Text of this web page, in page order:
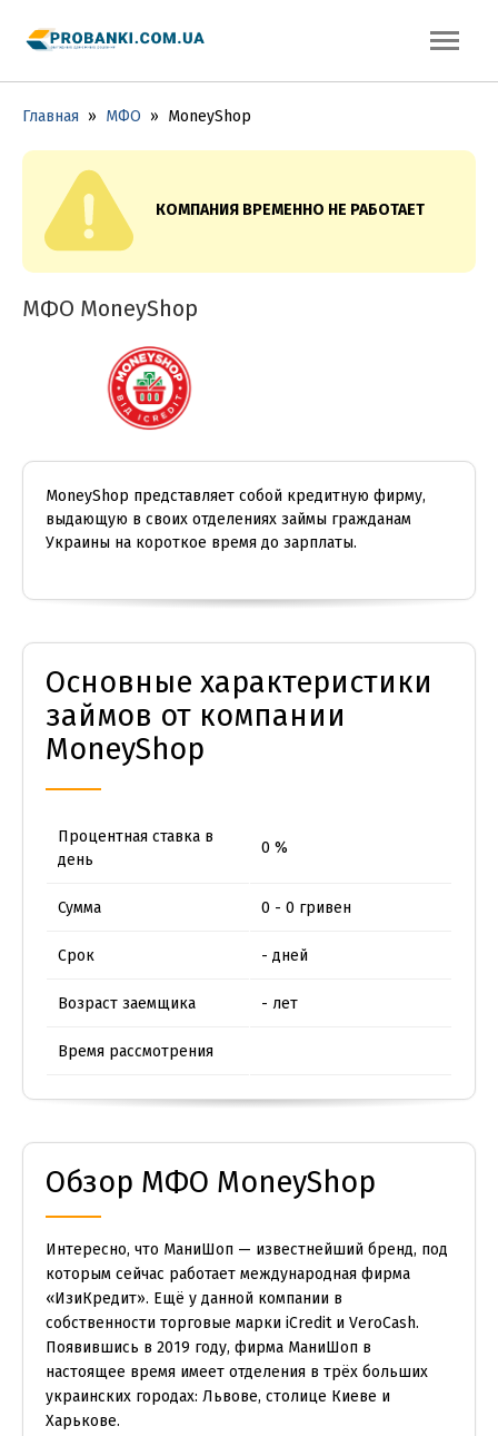
Главная » МФО » MoneyShop
МФО MoneyShop
КОМПАНИЯ ВРЕМЕННО НЕ РАБОТАЕТ
MoneyShop представляет собой кредитную фирму,
выдающую в своих отделениях займы гражданам
Украины на короткое время до зарплаты.
Основные характеристики
займов от компании
MoneyShop
Процентная ставка в
день
0 %
Сумма 0 - 0 гривен
Срок - дней
Возраст заемщика - лет
Время рассмотрения
Обзор МФО MoneyShop
Интересно, что МаниШоп — известнейший бренд, под
которым сейчас работает международная фирма
«ИзиКредит». Ещё у данной компании в
собственности торговые марки iCredit и VeroCash.
Появившись в 2019 году, фирма МаниШоп в
настоящее время имеет отделения в трёх больших
украинских городах: Львове, столице Киеве и
Харькове.